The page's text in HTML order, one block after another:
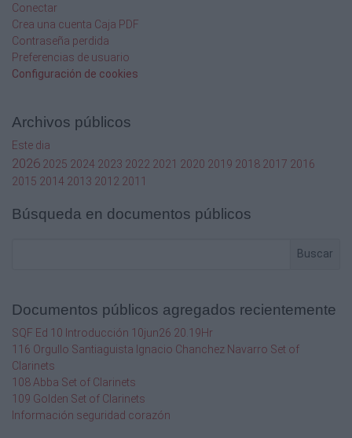
Conectar
Crea una cuenta Caja PDF
Contraseña perdida
Preferencias de usuario
Configuración de cookies
Archivos públicos
Este dia
2026 2025 2024 2023 2022 2021 2020 2019 2018 2017 2016
2015 2014 2013 2012 2011
Búsqueda en documentos públicos
Buscar
Documentos públicos agregados recientemente
SQF Ed 10 Introducción 10jun26 20.19Hr
116 Orgullo Santiaguista Ignacio Chanchez Navarro Set of
Clarinets
108 Abba Set of Clarinets
109 Golden Set of Clarinets
Información seguridad corazón